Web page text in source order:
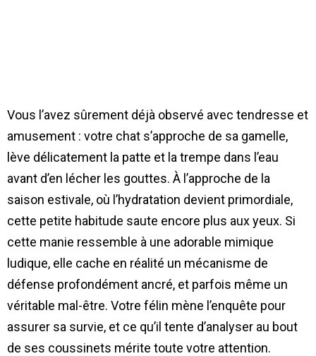
Vous l’avez sûrement déjà observé avec tendresse et
amusement : votre chat s’approche de sa gamelle,
lève délicatement la patte et la trempe dans l’eau
avant d’en lécher les gouttes. À l’approche de la
saison estivale, où l’hydratation devient primordiale,
cette petite habitude saute encore plus aux yeux. Si
cette manie ressemble à une adorable mimique
ludique, elle cache en réalité un mécanisme de
défense profondément ancré, et parfois même un
véritable mal-être. Votre félin mène l’enquête pour
assurer sa survie, et ce qu’il tente d’analyser au bout
de ses coussinets mérite toute votre attention.